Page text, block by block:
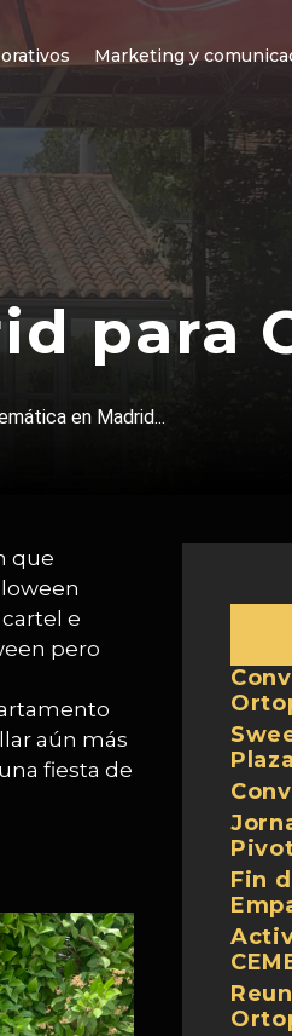
Marketing y
para
en Madrid...
que
e
pero
aún más
fiesta de
Fin